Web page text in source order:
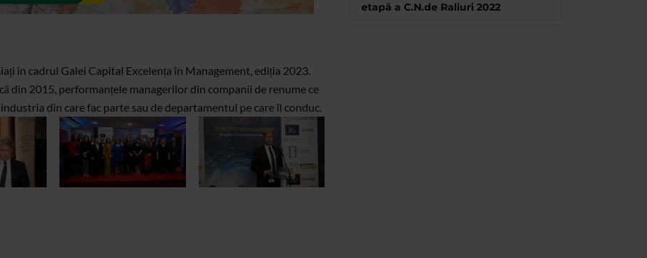
în cadrul Galei Capital Excelența în Management, ediția 2023.
din 2015, performanțele managerilor din companii de renume ce
din care fac parte sau de departamentul pe care îl conduc.
etapă a C.N.de Raliuri 2022